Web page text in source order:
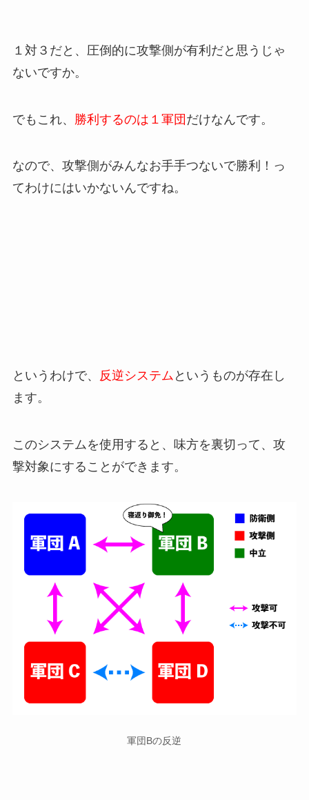
１対３だと、圧倒的に攻撃側が有利だと思うじゃ
ないですか。
でもこれ、 勝利するのは１軍団 だけなんです。
なので、攻撃側がみんなお手手つないで勝利！っ
てわけにはいかないんですね。
というわけで、 反逆システム というものが存在し
ます。
このシステムを使用すると、味方を裏切って、攻
撃対象にすることができます。
軍団Bの反逆